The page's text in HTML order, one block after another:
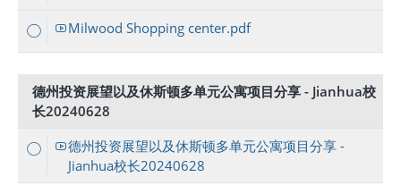
Milwood Shopping center.pdf
德州投资展望以及休斯顿多单元公寓项目分享 - Jianhua校
长20240628
德州投资展望以及休斯顿多单元公寓项目分享 -
Jianhua校长20240628